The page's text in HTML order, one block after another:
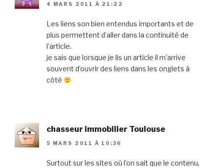
4 MARS 2011 À 21:22
Les liens son bien entendus importants et de
plus permettent d’aller dans la continuité de
l’article.
je sais que lorsque je lis un article il m’arrive
souvent d’ouvrir des liens dans les onglets à
côté
chasseur immobilier Toulouse
5 MARS 2011 À 10:36
Surtout sur les sites où l’on sait que le contenu,